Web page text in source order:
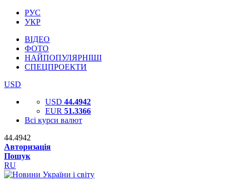
РУС
УКР
ВІДЕО
ФОТО
НАЙПОПУЛЯРНІШІ
СПЕЦПРОЕКТИ
USD
USD 44.4942
EUR 51.3366
Всі курси валют
44.4942
Авторизація
Пошук
RU